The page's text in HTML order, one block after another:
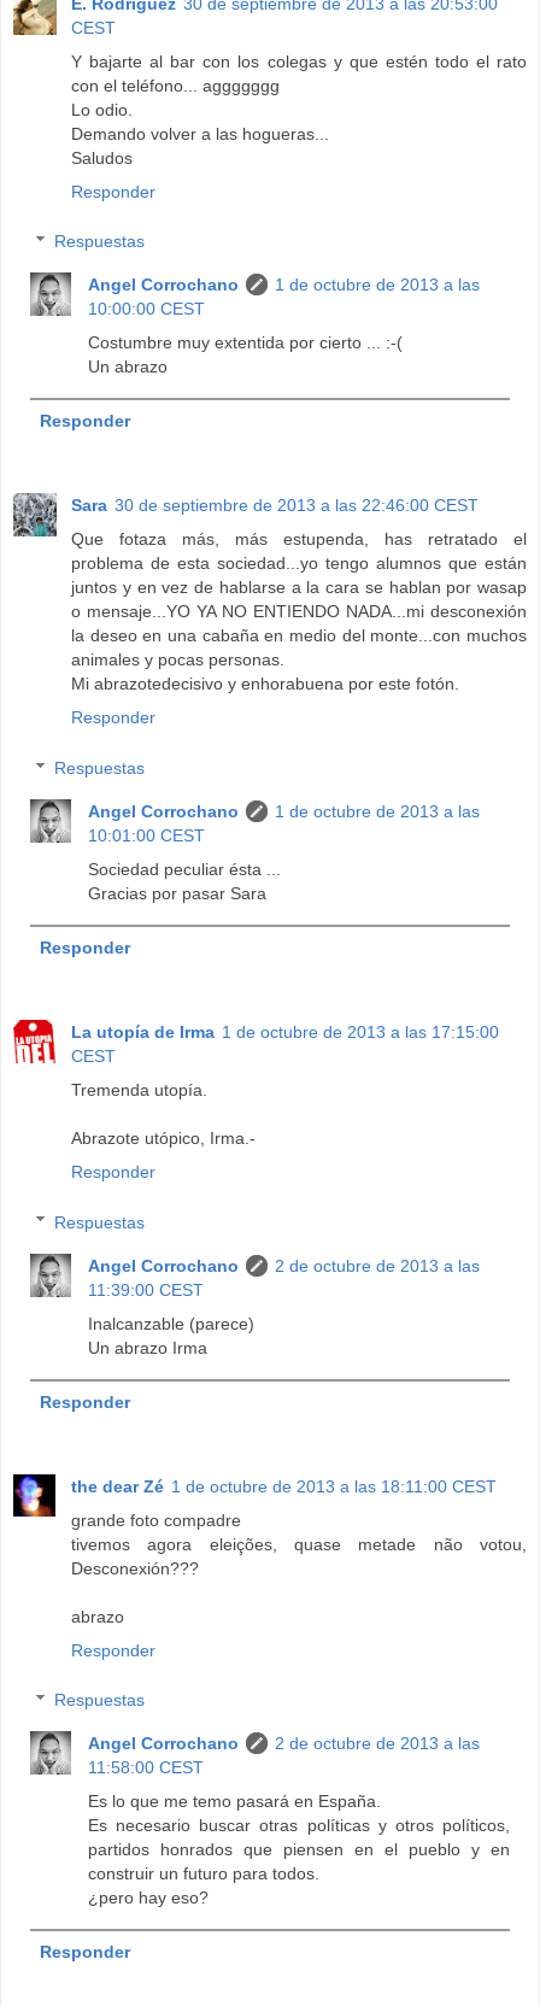
CEST
Y bajarte al bar con los colegas y que estén todo el rato
con el teléfono... aggggggg
Lo odio.
Demando volver a las hogueras...
Saludos
Responder
Respuestas
Angel Corrochano
1 de octubre de 2013 a las
10:00:00 CEST
Costumbre muy extentida por cierto ... :-(
Un abrazo
Responder
Sara 30 de septiembre de 2013 a las 22:46:00 CEST
Que fotaza más, más estupenda, has retratado el
problema de esta sociedad...yo tengo alumnos que están
juntos y en vez de hablarse a la cara se hablan por wasap
o mensaje...YO YA NO ENTIENDO NADA...mi desconexión
la deseo en una cabaña en medio del monte...con muchos
animales y pocas personas.
Mi abrazotedecisivo y enhorabuena por este fotón.
Responder
Respuestas
Angel Corrochano
1 de octubre de 2013 a las
10:01:00 CEST
Sociedad peculiar ésta ...
Gracias por pasar Sara
Responder
La utopía de Irma 1 de octubre de 2013 a las 17:15:00
CEST
Tremenda utopía.
Abrazote utópico, Irma.-
Responder
Respuestas
Angel Corrochano
2 de octubre de 2013 a las
11:39:00 CEST
Inalcanzable (parece)
Un abrazo Irma
Responder
the dear Zé 1 de octubre de 2013 a las 18:11:00 CEST
grande foto compadre
tivemos agora eleições, quase metade não votou,
Desconexión???
abrazo
Responder
Respuestas
Angel Corrochano
2 de octubre de 2013 a las
11:58:00 CEST
Es lo que me temo pasará en España.
Es necesario buscar otras políticas y otros políticos,
partidos honrados que piensen en el pueblo y en
construir un futuro para todos.
¿pero hay eso?
Responder